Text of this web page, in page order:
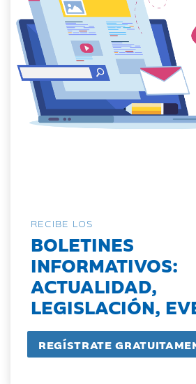
RECIBE LOS
BOLETINES
INFORMATIVOS:
ACTUALIDAD,
LEGISLACIÓN,